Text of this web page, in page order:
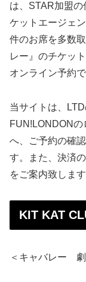
は、STAR加盟
ケットエージェ
件のお席を多数
レー』のチケッ
オンライン予約で
当サイトは、
FUN!LONDON
へ、ご予約の確
す。また、決済
をご案内致しま
KIT KAT
＜キャバレー 劇